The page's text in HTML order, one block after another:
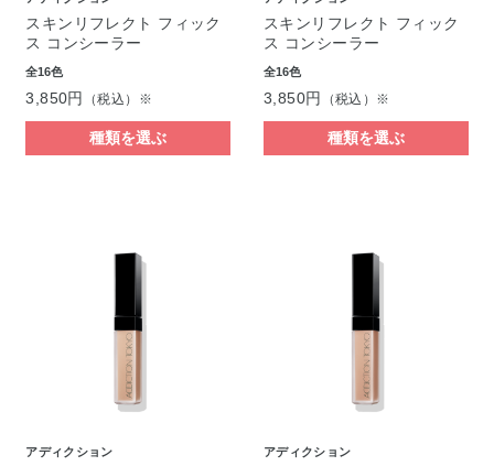
スキンリフレクト フィック
ス コンシーラー
全16色
3,850円 （税込）※
種類を選ぶ
スキンリフレクト フィック
ス コンシーラー
全16色
3,850円 （税込）※
種類を選ぶ
アディクション アディクション